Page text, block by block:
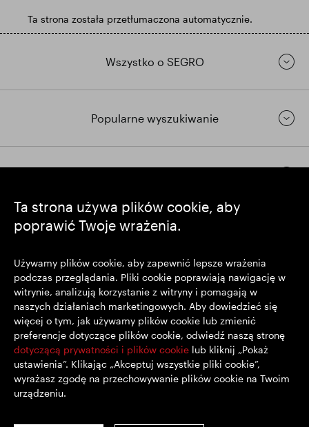
Ta strona używa plików cookie, aby
poprawić Twoje wrażenia.
Używamy plików cookie, aby zapewnić lepsze wrażenia
podczas przeglądania. Pliki cookie poprawiają nawigację w
witrynie, analizują korzystanie z witryny i pomagają w
naszych działaniach marketingowych. Aby dowiedzieć się
więcej o tym, jak używamy plików cookie lub zmienić
preferencje dotyczące plików cookie, odwiedź naszą stronę
dotyczącą prywatności i plików cookie lub kliknij „Pokaż
ustawienia”. Klikając „Akceptuj wszystkie pliki cookie”,
wyrażasz zgodę na przechowywanie plików cookie na Twoim
urządzeniu.
Ta strona została przetłumaczona automatycznie.
Wszystko o SEGRO
Popularne wyszukiwanie
https://www.linkedin.com/
https://www.youtube.com/
SEGRO plc
Siedziba: 1 New Burlington Place, Londyn W1S 2HR
Zarejestrowana w Wielkiej Brytanii pod nr 167591
Miejsce rejestracji: Anglia i Walia
© SEGRO 2022
Wyłączenie Odpowiedzialności
Polityka prywatności
Polityka plików cookie